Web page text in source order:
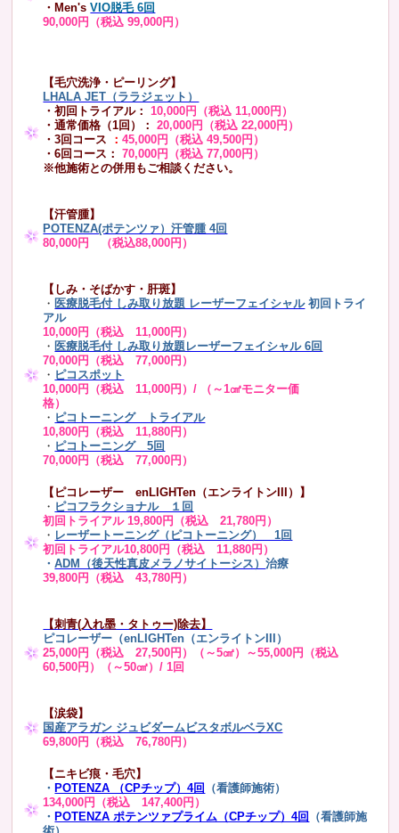
・Men's VIO脱毛 6回
90,000円（税込 99,000円）
【毛穴洗浄・ピーリング】
LHALA JET（ララジェット）
・初回トライアル：10,000円（税込 11,000円）
・通常価格（1回）：
20,000円（税込 22,000円）
・3回コース ：45,000円（税込 49,500円）
・6回コース：
70,000円（税込 77,000円）
※他施術との併用もご相談ください。
【汗管腫】
POTENZA(ポテンツァ）汗管腫 4回
80,000円 （税込88,000円）
【しみ・そばかす・肝斑】
・ 医療脱毛付 しみ取り放題 レーザーフェイシャル 初回トライ
アル
10,000円（税込 11,000円）
・ 医療脱毛付 しみ取り放題レーザーフェイシャル 6回
70,000円（税込 77,000円）
・ ピコスポット
10,000円（税込 11,000円）/ （～1㎠モニター価
格）
・ ピコトーニング トライアル
10,800円（税込 11,880円）
・ ピコトーニング 5回
70,000円（税込 77,000円）
【ピコレーザー enLIGHTen（エンライトンIII）】
・ ピコフラクショナル １回
初回トライアル 19,800円（税込 21,780円）
・ レーザートーニング（ピコトーニング） 1回
初回トライアル10,800円（税込 11,880円）
・ADM（後天性真皮メラノサイトーシス）治療
39,800円（税込 43,780円）
【刺青(入れ墨・タトゥー)除去】
ピコレーザー（enLIGHTen（エンライトンIII）
25,000円（税込 27,500円）（～5㎠）～55,000円（税込
60,500円）（～50㎠）/ 1回
【涙袋】
国産アラガン ジュビダームビスタボルベラXC
69,800円（税込 76,780円）
【ニキビ痕・毛穴】
・ POTENZA （CPチップ）4回
（看護師施術）
134,000円（税込 147,400円）
・ POTENZA ポテンツァプライム（CPチップ）4回
（看護師施